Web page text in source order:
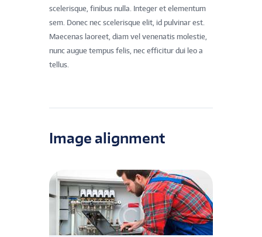
scelerisque, finibus nulla. Integer et elementum
sem. Donec nec scelerisque elit, id pulvinar est.
Maecenas laoreet, diam vel venenatis molestie,
nunc augue tempus felis, nec efficitur dui leo a
tellus.
Image alignment